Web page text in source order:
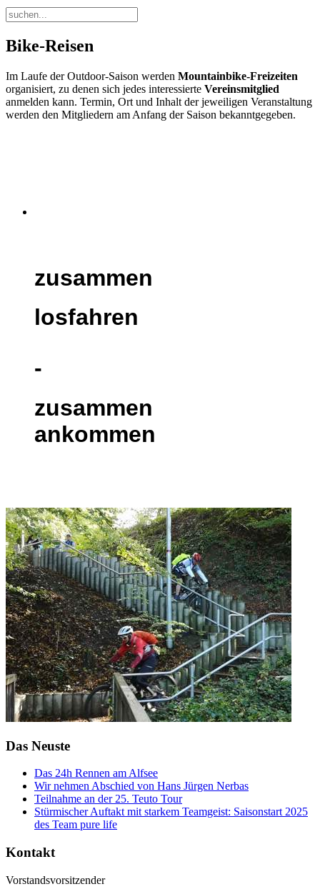
Bike-Reisen
Im Laufe der Outdoor-Saison werden Mountainbike-Freizeiten
organisiert, zu denen sich jedes interessierte Vereinsmitglied
anmelden kann. Termin, Ort und Inhalt der jeweiligen Veranstaltung
werden den Mitgliedern am Anfang der Saison bekanntgegeben.
zusammen
losfahren
-
zusammen
ankommen
Das Neuste
Das 24h Rennen am Alfsee
Wir nehmen Abschied von Hans Jürgen Nerbas
Teilnahme an der 25. Teuto Tour
Stürmischer Auftakt mit starkem Teamgeist: Saisonstart 2025
des Team pure life
Kontakt
Vorstandsvorsitzender